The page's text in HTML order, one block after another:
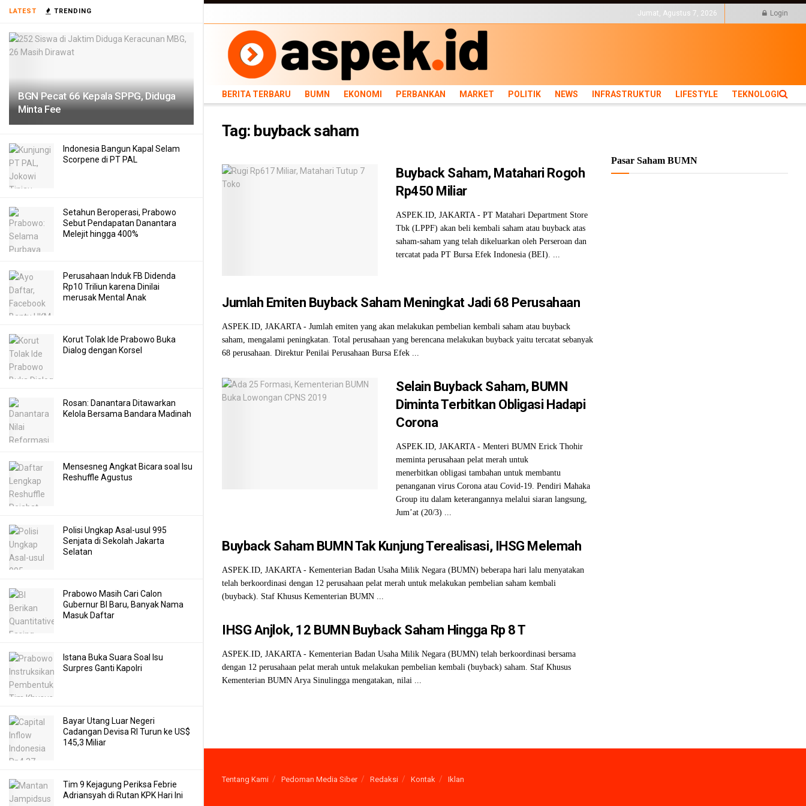
LATEST TRENDING
BGN Pecat 66 Kepala SPPG, Diduga
Minta Fee
Indonesia Bangun Kapal Selam
Scorpene di PT PAL
Setahun Beroperasi, Prabowo
Sebut Pendapatan Danantara
Melejit hingga 400%
Perusahaan Induk FB Didenda
Rp10 Triliun karena Dinilai
merusak Mental Anak
Korut Tolak Ide Prabowo Buka
Dialog dengan Korsel
Rosan: Danantara Ditawarkan
Kelola Bersama Bandara Madinah
Mensesneg Angkat Bicara soal Isu
Reshuffle Agustus
Polisi Ungkap Asal-usul 995
Senjata di Sekolah Jakarta
Selatan
Prabowo Masih Cari Calon
Gubernur BI Baru, Banyak Nama
Masuk Daftar
Istana Buka Suara Soal Isu
Surpres Ganti Kapolri
Bayar Utang Luar Negeri
Cadangan Devisa RI Turun ke US$
145,3 Miliar
Tim 9 Kejagung Periksa Febrie
Adriansyah di Rutan KPK Hari Ini
BERITA TERBARU BUMN EKONOMI PERBANKAN MARKET POLITIK NEWS INFRASTRUKTUR LIFESTYLE
TEKNOLOGI
Jumat, Agustus 7, 2026 Login
BERITA TERBARU BUMN EKONOMI PERBANKAN MARKET POLITIK NEWS INFRASTRUKTUR LIFESTYLE TEKNOLOGI
Tag: buyback saham
Buyback Saham, Matahari Rogoh
Rp450 Miliar
ASPEK.ID, JAKARTA - PT Matahari Department Store
Tbk (LPPF) akan beli kembali saham atau buyback atas
saham-saham yang telah dikeluarkan oleh Perseroan dan
tercatat pada PT Bursa Efek Indonesia (BEI). ...
Jumlah Emiten Buyback Saham Meningkat Jadi 68 Perusahaan
ASPEK.ID, JAKARTA - Jumlah emiten yang akan melakukan pembelian kembali saham atau buyback
saham, mengalami peningkatan. Total perusahaan yang berencana melakukan buyback yaitu tercatat sebanyak
68 perusahaan. Direktur Penilai Perusahaan Bursa Efek ...
Selain Buyback Saham, BUMN
Diminta Terbitkan Obligasi Hadapi
Corona
ASPEK.ID, JAKARTA - Menteri BUMN Erick Thohir
meminta perusahaan pelat merah untuk
menerbitkan obligasi tambahan untuk membantu
penanganan virus Corona atau Covid-19. Pendiri Mahaka
Group itu dalam keterangannya melalui siaran langsung,
Jum’at (20/3) ...
Buyback Saham BUMN Tak Kunjung Terealisasi, IHSG Melemah
ASPEK.ID, JAKARTA - Kementerian Badan Usaha Milik Negara (BUMN) beberapa hari lalu menyatakan
telah berkoordinasi dengan 12 perusahaan pelat merah untuk melakukan pembelian saham kembali
(buyback). Staf Khusus Kementerian BUMN ...
IHSG Anjlok, 12 BUMN Buyback Saham Hingga Rp 8 T
ASPEK.ID, JAKARTA - Kementerian Badan Usaha Milik Negara (BUMN) telah berkoordinasi bersama
dengan 12 perusahaan pelat merah untuk melakukan pembelian kembali (buyback) saham. Staf Khusus
Kementerian BUMN Arya Sinulingga mengatakan, nilai ...
Pasar Saham BUMN
Tentang Kami Pedoman Media Siber Redaksi Kontak Iklan